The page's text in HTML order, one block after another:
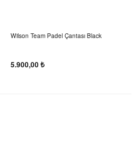
Wilson Team Padel Çantası Black
5.900,00 ₺